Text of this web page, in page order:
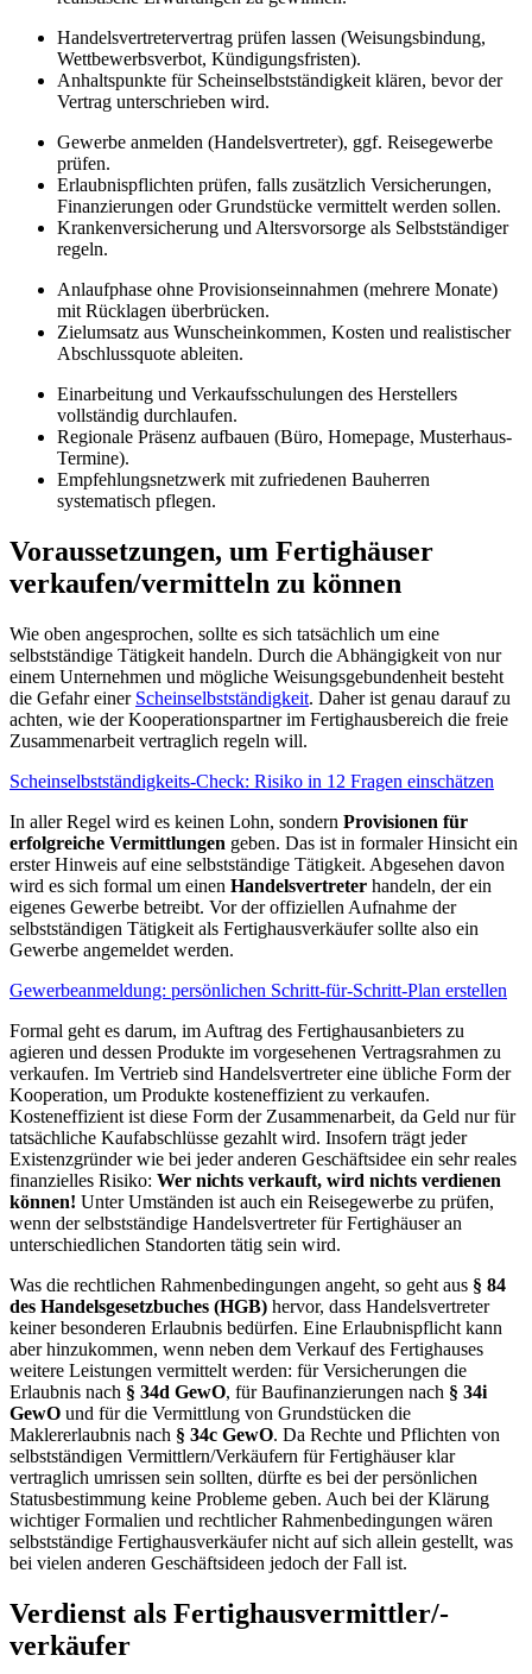
Handelsvertretervertrag prüfen lassen (Weisungsbindung,
Wettbewerbsverbot, Kündigungsfristen).
Anhaltspunkte für Scheinselbstständigkeit klären, bevor der
Vertrag unterschrieben wird.
Gewerbe anmelden (Handelsvertreter), ggf. Reisegewerbe
prüfen.
Erlaubnispflichten prüfen, falls zusätzlich Versicherungen,
Finanzierungen oder Grundstücke vermittelt werden sollen.
Krankenversicherung und Altersvorsorge als Selbstständiger
regeln.
Anlaufphase ohne Provisionseinnahmen (mehrere Monate)
mit Rücklagen überbrücken.
Zielumsatz aus Wunscheinkommen, Kosten und realistischer
Abschlussquote ableiten.
Einarbeitung und Verkaufsschulungen des Herstellers
vollständig durchlaufen.
Regionale Präsenz aufbauen (Büro, Homepage, Musterhaus-
Termine).
Empfehlungsnetzwerk mit zufriedenen Bauherren
systematisch pflegen.
Voraussetzungen, um Fertighäuser
verkaufen/vermitteln zu können
Wie oben angesprochen, sollte es sich tatsächlich um eine
selbstständige Tätigkeit handeln. Durch die Abhängigkeit von nur
einem Unternehmen und mögliche Weisungsgebundenheit besteht
die Gefahr einer Scheinselbstständigkeit. Daher ist genau darauf zu
achten, wie der Kooperationspartner im Fertighausbereich die freie
Zusammenarbeit vertraglich regeln will.
Scheinselbstständigkeits-Check: Risiko in 12 Fragen einschätzen
In aller Regel wird es keinen Lohn, sondern Provisionen für
erfolgreiche Vermittlungen geben. Das ist in formaler Hinsicht ein
erster Hinweis auf eine selbstständige Tätigkeit. Abgesehen davon
wird es sich formal um einen Handelsvertreter handeln, der ein
eigenes Gewerbe betreibt. Vor der offiziellen Aufnahme der
selbstständigen Tätigkeit als Fertighausverkäufer sollte also ein
Gewerbe angemeldet werden.
Gewerbeanmeldung: persönlichen Schritt-für-Schritt-Plan erstellen
Formal geht es darum, im Auftrag des Fertighausanbieters zu
agieren und dessen Produkte im vorgesehenen Vertragsrahmen zu
verkaufen. Im Vertrieb sind Handelsvertreter eine übliche Form der
Kooperation, um Produkte kosteneffizient zu verkaufen.
Kosteneffizient ist diese Form der Zusammenarbeit, da Geld nur für
tatsächliche Kaufabschlüsse gezahlt wird. Insofern trägt jeder
Existenzgründer wie bei jeder anderen Geschäftsidee ein sehr reales
finanzielles Risiko: Wer nichts verkauft, wird nichts verdienen
können! Unter Umständen ist auch ein Reisegewerbe zu prüfen,
wenn der selbstständige Handelsvertreter für Fertighäuser an
unterschiedlichen Standorten tätig sein wird.
Was die rechtlichen Rahmenbedingungen angeht, so geht aus § 84
des Handelsgesetzbuches (HGB) hervor, dass Handelsvertreter
keiner besonderen Erlaubnis bedürfen. Eine Erlaubnispflicht kann
aber hinzukommen, wenn neben dem Verkauf des Fertighauses
weitere Leistungen vermittelt werden: für Versicherungen die
Erlaubnis nach § 34d GewO, für Baufinanzierungen nach § 34i
GewO und für die Vermittlung von Grundstücken die
Maklererlaubnis nach § 34c GewO. Da Rechte und Pflichten von
selbstständigen Vermittlern/Verkäufern für Fertighäuser klar
vertraglich umrissen sein sollten, dürfte es bei der persönlichen
Statusbestimmung keine Probleme geben. Auch bei der Klärung
wichtiger Formalien und rechtlicher Rahmenbedingungen wären
selbstständige Fertighausverkäufer nicht auf sich allein gestellt, was
bei vielen anderen Geschäftsideen jedoch der Fall ist.
Verdienst als Fertighausvermittler/-
verkäufer